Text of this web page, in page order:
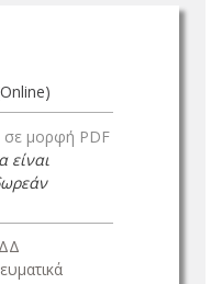
σε μορφή PDF
είναι